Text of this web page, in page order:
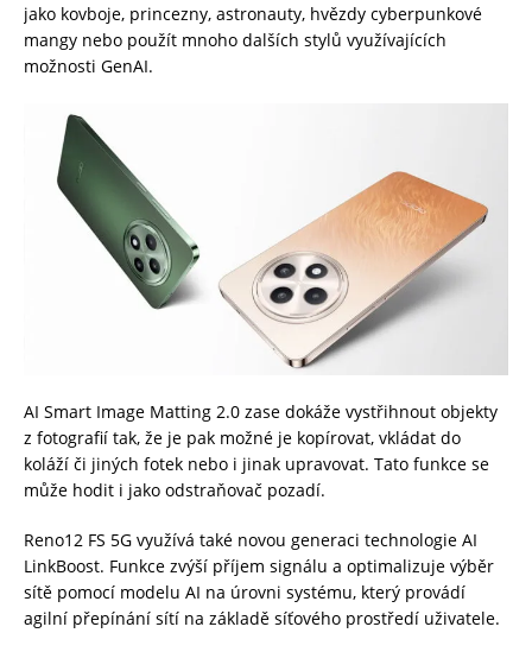
jako kovboje, princezny, astronauty, hvězdy cyberpunkové
mangy nebo použít mnoho dalších stylů využívajících
možnosti GenAI.
AI Smart Image Matting 2.0 zase dokáže vystřihnout objekty
z fotografií tak, že je pak možné je kopírovat, vkládat do
koláží či jiných fotek nebo i jinak upravovat. Tato funkce se
může hodit i jako odstraňovač pozadí.
Reno12 FS 5G využívá také novou generaci technologie AI
LinkBoost. Funkce zvýší příjem signálu a optimalizuje výběr
sítě pomocí modelu AI na úrovni systému, který provádí
agilní přepínání sítí na základě síťového prostředí uživatele.